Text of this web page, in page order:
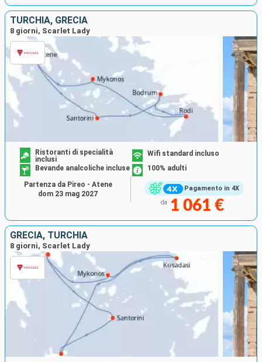
TURCHIA, GRECIA
8 giorni, Scarlet Lady
Pagamento in 4X
Ristoranti di specialità
inclusi
Wifi standard incluso
Bevande analcoliche incluse
100% adulti
da 1 061 €
Partenza da Pireo - Atene
dom 23 mag 2027
GRECIA, TURCHIA
8 giorni, Scarlet Lady